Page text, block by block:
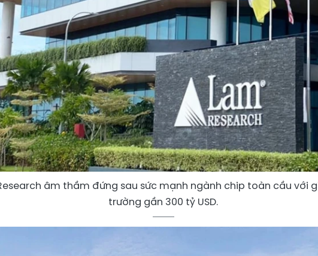
âm thầm đứng sau sức mạnh ngành chip toàn cầu với
trường gần 300 tỷ USD.